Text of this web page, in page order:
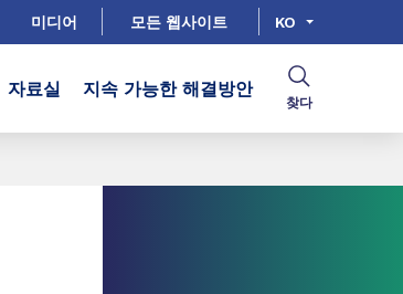
미디어 모든 웹사이트 KO
자료실 지속 가능한 해결방안
찾다